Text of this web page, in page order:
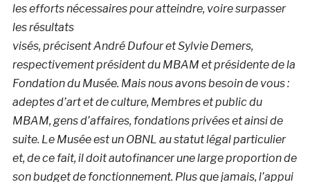
les efforts nécessaires pour atteindre, voire surpasser
les résultats
visés, précisent André Dufour et Sylvie Demers,
respectivement président du MBAM et présidente de la
Fondation du Musée. Mais nous avons besoin de vous :
adeptes d’art et de culture, Membres et public du
MBAM, gens d’affaires, fondations privées et ainsi de
suite. Le Musée est un OBNL au statut légal particulier
et, de ce fait, il doit autofinancer une large proportion de
son budget de fonctionnement. Plus que jamais, l’appui